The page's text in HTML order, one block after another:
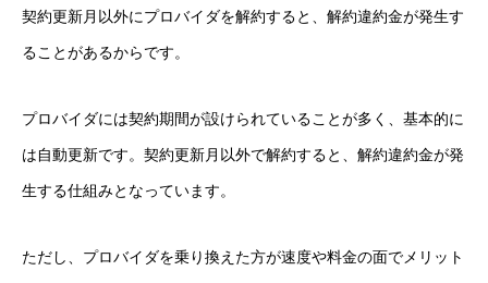
契約更新月以外にプロバイダを解約すると、解約違約金が発生す
ることがあるからです。
プロバイダには契約期間が設けられていることが多く、基本的に
は自動更新です。契約更新月以外で解約すると、解約違約金が発
生する仕組みとなっています。
ただし、プロバイダを乗り換えた方が速度や料金の面でメリット